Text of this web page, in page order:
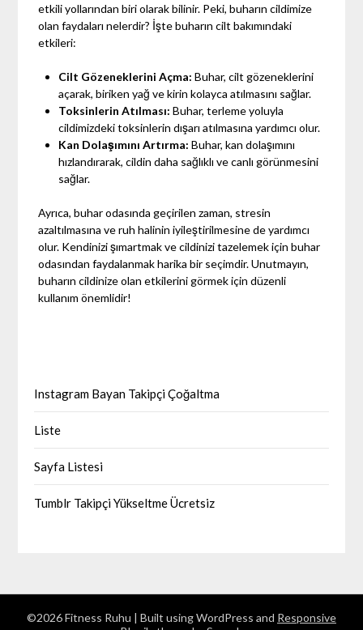
etkili yollarından biri olarak bilinir. Peki, buharın cildimize
olan faydaları nelerdir? İşte buharın cilt bakımındaki
etkileri:
Cilt Gözeneklerini Açma: Buhar, cilt gözeneklerini
açarak, biriken yağ ve kirin kolayca atılmasını sağlar.
Toksinlerin Atılması: Buhar, terleme yoluyla
cildimizdeki toksinlerin dışarı atılmasına yardımcı olur.
Kan Dolaşımını Artırma: Buhar, kan dolaşımını
hızlandırarak, cildin daha sağlıklı ve canlı görünmesini
sağlar.
Ayrıca, buhar odasında geçirilen zaman, stresin
azaltılmasına ve ruh halinin iyileştirilmesine de yardımcı
olur. Kendinizi şımartmak ve cildinizi tazelemek için buhar
odasından faydalanmak harika bir seçimdir. Unutmayın,
buharın cildinize olan etkilerini görmek için düzenli
kullanım önemlidir!
Instagram Bayan Takipçi Çoğaltma
Liste
Sayfa Listesi
Tumblr Takipçi Yükseltme Ücretsiz
©2026 Fitness Ruhu | Built using WordPress and Responsive